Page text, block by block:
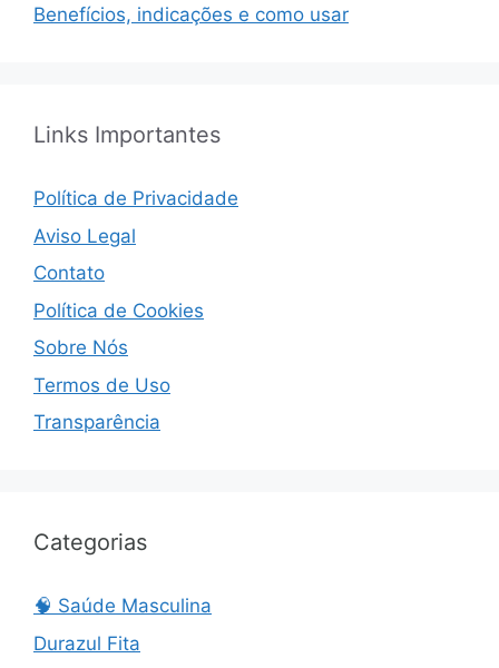
Benefícios, indicações e como usar
Links Importantes
Política de Privacidade
Aviso Legal
Contato
Política de Cookies
Sobre Nós
Termos de Uso
Transparência
Categorias
🧠 Saúde Masculina
Durazul Fita